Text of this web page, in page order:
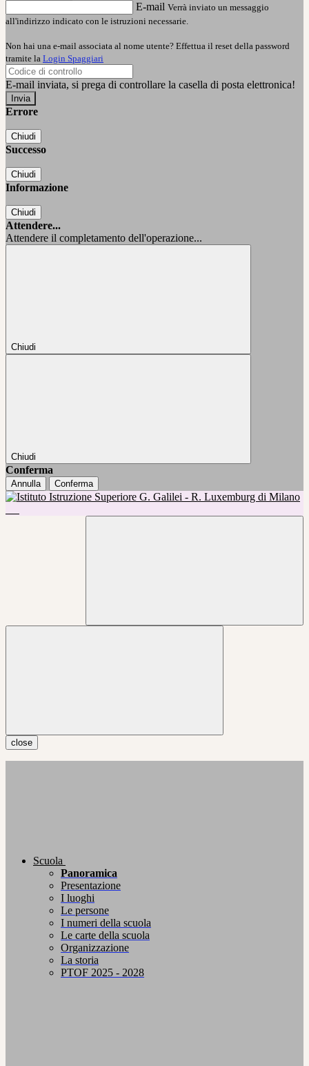
E-mail Verrà inviato un messaggio
all'indirizzo indicato con le istruzioni necessarie.
Non hai una e-mail associata al nome utente? Effettua il reset della password
tramite la Login Spaggiari
E-mail inviata, si prega di controllare la casella di posta elettronica!
Errore
Chiudi
Successo
Chiudi
Informazione
Chiudi
Attendere...
Attendere il completamento dell'operazione...
Chiudi
Chiudi
Conferma
Annulla Conferma
close
Scuola
Panoramica
Presentazione
I luoghi
Le persone
I numeri della scuola
Le carte della scuola
Organizzazione
La storia
PTOF 2025 - 2028